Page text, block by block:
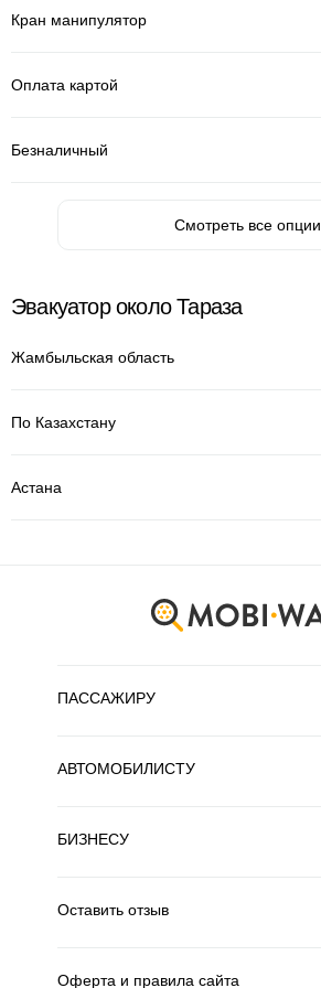
Кран манипулятор
Оплата картой
Безналичный
Смотреть все опции
Эвакуатор около Тараза
Жамбыльская область
По Казахстану
Астана
ПАССАЖИРУ
АВТОМОБИЛИСТУ
БИЗНЕСУ
Оставить отзыв
Оферта и правила сайта